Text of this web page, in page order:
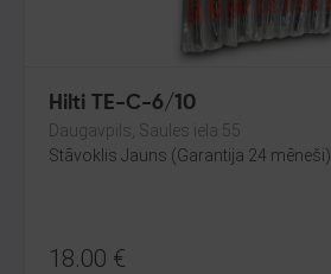
Hilti TE-C-6/10
Daugavpils, Saules iela 55
Stāvoklis Jauns (Garantija 24 mēneši)
18.00 €